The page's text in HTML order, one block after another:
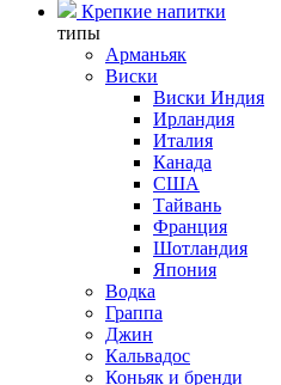
Крепкие напитки
типы
Арманьяк
Виски
Виски Индия
Ирландия
Италия
Канада
США
Тайвань
Франция
Шотландия
Япония
Водка
Граппа
Джин
Кальвадос
Коньяк и бренди